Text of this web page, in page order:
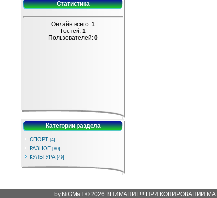
Статистика
Онлайн всего: 1
Гостей: 1
Пользователей: 0
Категории раздела
СПОРТ [4]
РАЗНОЕ [80]
КУЛЬТУРА [49]
by NiGMaT © 2026 ВНИМАНИЕ!!! ПРИ КОПИРОВАНИИ